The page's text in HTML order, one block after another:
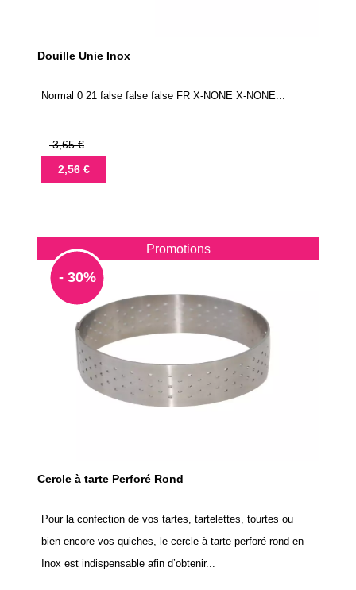
Douille Unie Inox
Normal 0 21 false false false FR X-NONE X-NONE...
Prix
base
3,65 €
Prix2,56 €
Promotions
- 30%
Cercle à tarte Perforé Rond
Pour la confection de vos tartes, tartelettes, tourtes ou
bien encore vos quiches, le cercle à tarte perforé rond en
Inox est indispensable afin d’obtenir...